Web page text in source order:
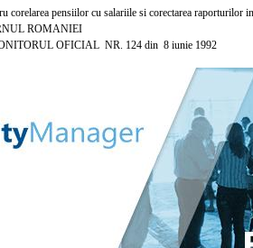
corelarea pensiilor cu salariile si corectarea raporturilor
ROMANIEI
OFICIAL NR. 124 din 8 iunie 1992